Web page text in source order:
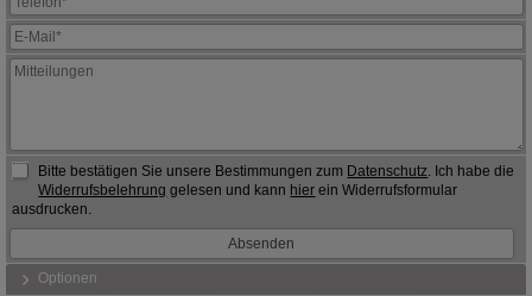
Bitte bestätigen Sie unsere Bestimmungen zum Datenschutz. Ich habe die
Widerrufsbelehrung gelesen und kann hier ein Widerrufsformular
ausdrucken.
Optionen